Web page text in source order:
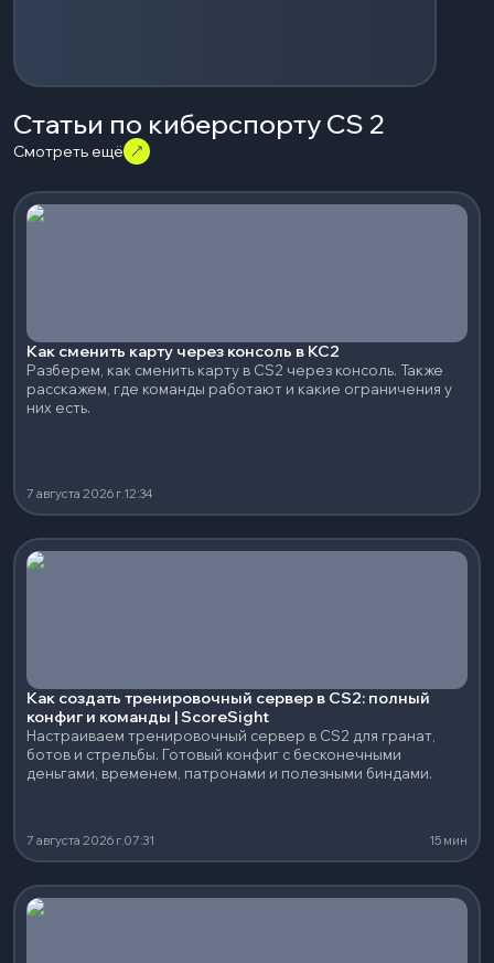
Статьи по киберспорту CS 2
Смотреть ещё
Как сменить карту через консоль в КС2
Разберем, как сменить карту в CS2 через консоль. Также
расскажем, где команды работают и какие ограничения у
них есть.
7 августа 2026 г.12:34
Как создать тренировочный сервер в CS2: полный
конфиг и команды | ScoreSight
Настраиваем тренировочный сервер в CS2 для гранат,
ботов и стрельбы. Готовый конфиг с бесконечными
деньгами, временем, патронами и полезными биндами.
7 августа 2026 г.07:31 15 мин